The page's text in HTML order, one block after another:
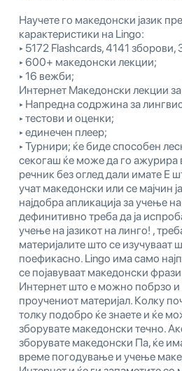
Научете го македонски јазик
карактеристики на Lingo:
‣ 5172 Flashcards, 4141 зборови,
‣ 600+ македонски лекции;
‣ 16 вежби;
Интернет Македонски лекции
‣ Напредна содржина за
‣ тестови и оценки;
‣ единечен плеер;
‣ Турнири; ќе биде способен
секогаш ќе може да го
речник без оглед дали имате Е
учат македонски или се мајчин
најдобра апликација за учење
дефинитивно треба да ја
учење на јазикот на линго! ,
материјалите што се изучуваат
поефикасно. Lingo има само
се појавуваат македонски
Интернет што е можно побрзо и
проучениот материјал. Колку
толку подобро ќе знаете и ќе
зборувате македонски течно.
зборувате македонски Па, ќе
време погодување и учење